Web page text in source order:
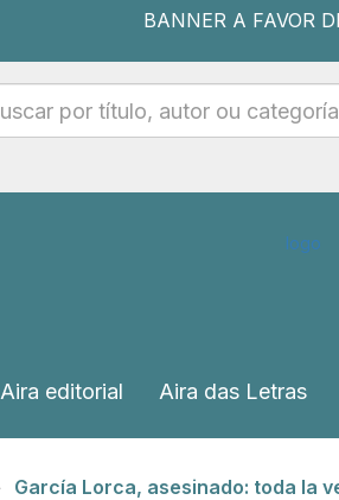
Aira editorial Aira das Letras
García Lorca, asesinado: toda la